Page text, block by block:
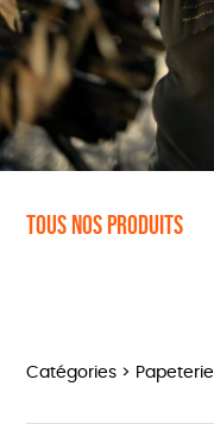
Tous nos produits
Catégories > Papeterie